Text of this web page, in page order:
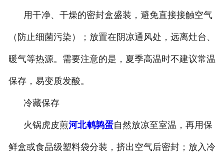
用干净、干燥的密封盒盛装，避免直接接触空气
（防止细菌污染）；放置在阴凉通风处，远离灶台、
暖气等热源。需要注意的是，夏季高温时不建议常温
保存，易变质发酸。
冷藏保存
火锅虎皮煎河北鹌鹑蛋自然放凉至室温，再用保
鲜盒或食品级塑料袋分装，挤出空气后密封；放入冷